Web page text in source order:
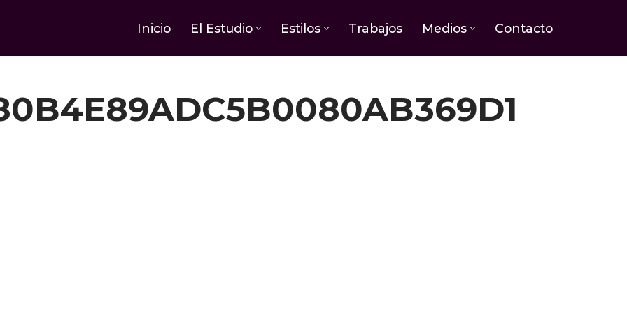
Inicio El Estudio Estilos Trabajos Medios Contacto